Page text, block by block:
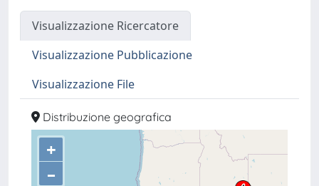
Visualizzazione Ricercatore
Visualizzazione Pubblicazione
Visualizzazione File
Distribuzione geografica
+
–